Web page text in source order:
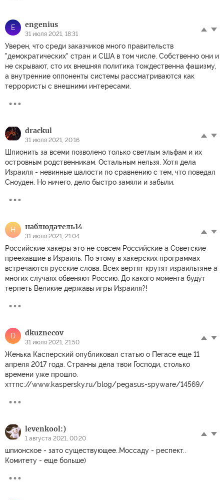
E engenius
31 июля 2021, 18:31
Уверен, что среди заказчиков много правительств
"демократических" стран и США в том числе. Собственно они и
не скрывают, сто их внешняя политика тождественна фашизму,
а внутренние оппоненты системы рассматриваются как
террористы с внешними интересами.
drackul
31 июля 2021, 20:16
Шпионить за всеми позволено только светлым эльфам и их
островным родственникам. Остальным нельзя. Хотя дела
Израиля - невинные шалости по сравнению с тем, что поведал
Сноуден. Но ничего, дело быстро замяли и забыли.
Н наблюдатель14
31 июля 2021, 21:04
Российские хакеры это не совсем Российские а Советские
преехавшие в Израиль. По этому в хакерских программах
встречаются русские слова. Всех вертят крутят израильтяне а
многих случаях обвеняют Россию. До какого момента будут
терпеть Великие державы игры Израиля?!
D dkuznecov
31 июля 2021, 21:50
Женька Касперский опубликовал статью о Пегасе еще 11
апреля 2017 года. Странны дела твои Господи, столько
времени уже прошло.
хттпс://www.kaspersky.ru/blog/pegasus-spyware/14569/
levenkool:)
1 августа 2021, 00:20
шпионское - зато существующее..Моссаду - респект..
Комитету - еще больше)